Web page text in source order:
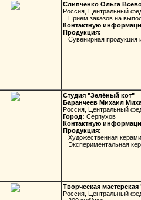
Слипченко Ольга
Россия, Центральный
Прием заказов на
Контактную
Продукция:
Сувенирная продукция
Студия "Зелёный кот"
Баранчеев Михаил
Россия, Центральный
Город: Серпухов
Контактную
Продукция:
Художественная
Экспериментальная
Творческая
Россия, Центральный